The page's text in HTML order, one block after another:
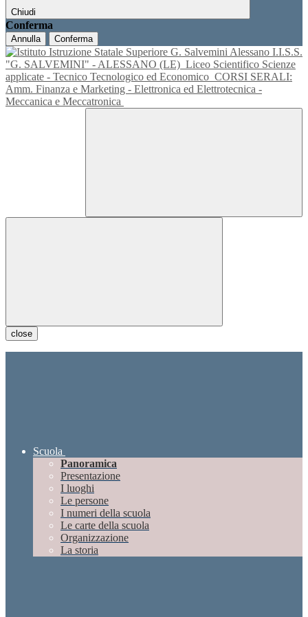
Chiudi
Conferma
Annulla Conferma
I.I.S.S.
"G. SALVEMINI" - ALESSANO (LE) Liceo Scientifico Scienze
applicate - Tecnico Tecnologico ed Economico CORSI SERALI:
Amm. Finanza e Marketing - Elettronica ed Elettrotecnica -
Meccanica e Meccatronica
close
Scuola
Panoramica
Presentazione
I luoghi
Le persone
I numeri della scuola
Le carte della scuola
Organizzazione
La storia